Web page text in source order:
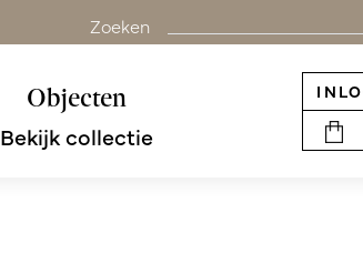
Zoeken
Objecten
Bekijk collectie